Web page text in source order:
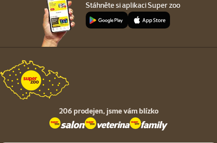
Stáhněte si aplikaci Super zoo
206 prodejen, jsme vám blízko